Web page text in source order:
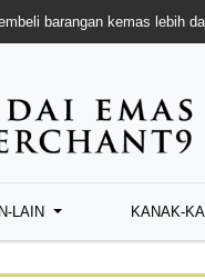
barangan kemas lebih
LAIN KANAK-